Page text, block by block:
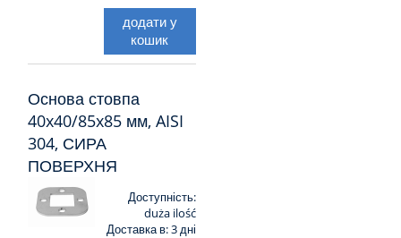
додати у
кошик
Основа стовпа
40x40/85x85 мм, AISI
304, СИРА
ПОВЕРХНЯ
Доступність:
duża ilość
Доставка в:3 дні